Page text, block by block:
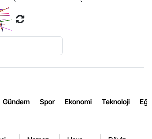
Gündem Spor Ekonomi Teknoloji